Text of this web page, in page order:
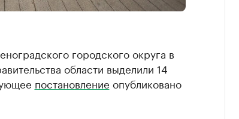
городского округа в
области выделили 14
постановление опубликовано